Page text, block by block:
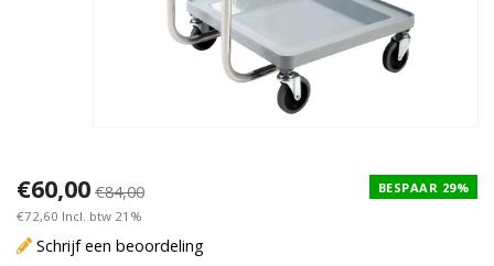
€60,00 €84,00
€72,60 Incl. btw 21%
BESPAAR 29%
Schrijf een beoordeling